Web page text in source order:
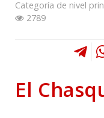
Categoría de nivel
2789
El